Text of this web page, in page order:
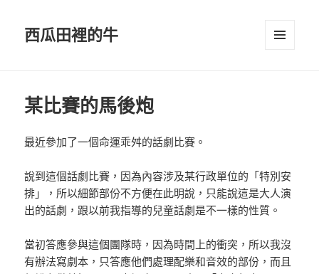
西瓜田裡的牛
某比賽的馬後炮
最近參加了一個命運乖舛的話劇比賽。
說到這個話劇比賽，因為內容涉及某行政單位的「特別安
排」，所以細節部份不方便在此明說，只能說這是大人演
出的話劇，跟以前我指導的兒童話劇是不一樣的性質。
當初答應參與這個團隊時，因為時間上的衝突，所以我沒
有辦法寫劇本，只答應他們處理配樂和音效的部份，而且